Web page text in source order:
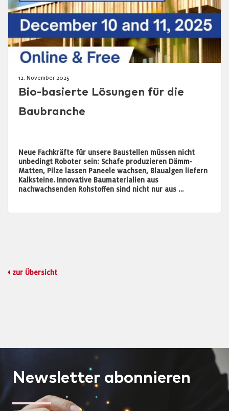
12. November 2025
Bio-basierte Lösungen für die
Baubranche
Neue Fachkräfte für unsere Baustellen müssen nicht
unbedingt Roboter sein: Schafe produzieren Dämm-
Matten, Pilze lassen Paneele wachsen, Blaualgen liefern
Kalksteine. Innovative Baumaterialien aus
nachwachsenden Rohstoffen sind nicht nur aus …
zur Übersicht
Newsletter abonnieren